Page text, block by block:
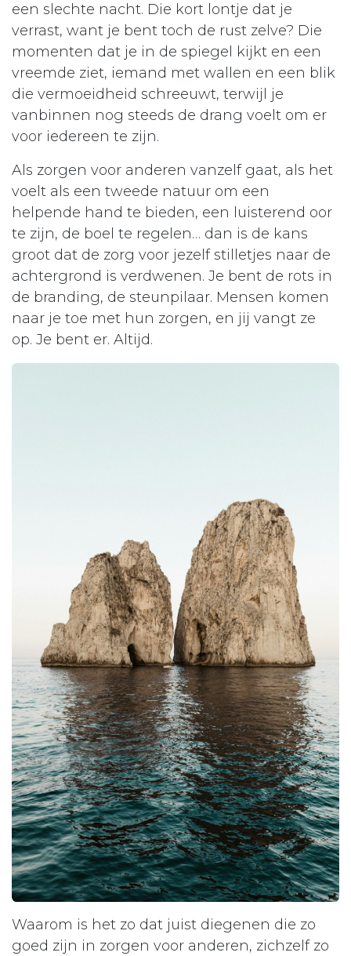
een slechte nacht. Die kort lontje dat je
verrast, want je bent toch de rust zelve? Die
momenten dat je in de spiegel kijkt en een
vreemde ziet, iemand met wallen en een blik
die vermoeidheid schreeuwt, terwijl je
vanbinnen nog steeds de drang voelt om er
voor iedereen te zijn.
Als zorgen voor anderen vanzelf gaat, als het
voelt als een tweede natuur om een
helpende hand te bieden, een luisterend oor
te zijn, de boel te regelen… dan is de kans
groot dat de zorg voor jezelf stilletjes naar de
achtergrond is verdwenen. Je bent de rots in
de branding, de steunpilaar. Mensen komen
naar je toe met hun zorgen, en jij vangt ze
op. Je bent er. Altijd.
Waarom is het zo dat juist diegenen die zo
goed zijn in zorgen voor anderen, zichzelf zo